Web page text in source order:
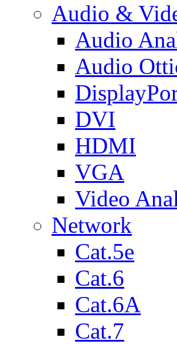
Audio &
Audio
Audio
DVI
HDMI
VGA
Video
Network
Cat.5e
Cat.6
Cat.6A
Cat.7